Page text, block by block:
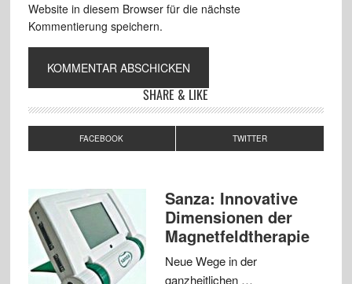
Website in diesem Browser für die nächste
Kommentierung speichern.
SHARE & LIKE
FACEBOOK TWITTER
Sanza: Innovative
Dimensionen der
Magnetfeldtherapie
Neue Wege in der
ganzheitlichen …